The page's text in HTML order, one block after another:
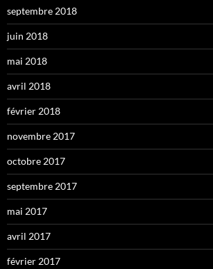
septembre 2018
juin 2018
mai 2018
avril 2018
février 2018
novembre 2017
octobre 2017
septembre 2017
mai 2017
avril 2017
février 2017